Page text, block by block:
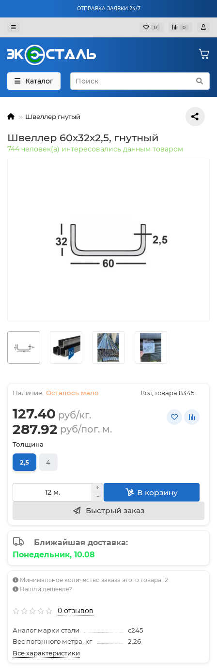
ОТПРАВКА ЗАЯВКИ 24/7
0 0
Каталог
Швеллер гнутый
Швеллер 60х32х2,5, гнутный
744 человек(а) интересовались данным товаром
Осталось мало Код товара:8345
127.40 руб/кг.
287.92 руб/пог. м.
Толщина
2,5 4
В корзину
Быстрый заказ
Ближайшая доставка:
Понедельник, 10.08
Минимальное количество заказа этого товара 12
Нашли дешевле?
0 отзывов
Аналог марки стали
с245
Вес погонного метра, кг
2.26
Все характеристики